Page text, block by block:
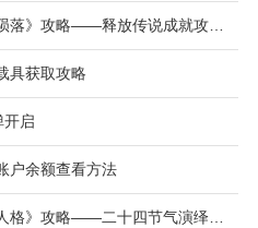
《污痕圣杯：阿瓦隆的陨落》攻略——释放传说成就攻略分享
具获取攻略
开启
户余额查看方法
小暑至，盛夏时《第五人格》攻略——二十四节气演绎录 【小暑】篇线下活动回顾